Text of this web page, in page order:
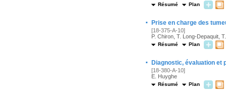
Résumé Plan
· Prise en charge des
[18-375-A-10]
P. Chiron, T. Long-Depaquit,
Résumé Plan
· Diagnostic, évaluation et
[18-380-A-10]
E. Huyghe
Résumé Plan